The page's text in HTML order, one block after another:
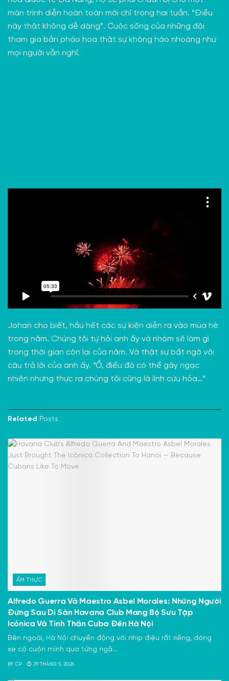
màn trình diễn hoàn toàn mới chỉ trong hai tuần. “Điều
này thật không dễ dàng”. Cuộc sống của những đội
tham gia bắn pháo hoa thật sự không hào nhoáng như
mọi người vẫn nghĩ.
Johan cho biết, hầu hết các sự kiện diễn ra vào mùa hè
trong năm. Chúng tôi tự hỏi anh ấy và nhóm sẽ làm gì
trong thời gian còn lại của năm. Và thật sự bất ngờ với
câu trả lời của anh ấy. “Ồ, điều đó có thể gây ngạc
nhiên nhưng thực ra chúng tôi cũng là lính cứu hỏa…”
Related Posts
ẨM THỰC
Alfredo Guerra Và Maestro Asbel Morales: Những Người
Đứng Sau Di Sản Havana Club Mang Bộ Sưu Tập
Icónica Và Tinh Thần Cuba Đến Hà Nội
Bên ngoài, Hà Nội chuyển động với nhịp điệu rất riêng, dòng
xe cộ cuộn mình qua từng ngã...
BY CP 29 THÁNG 5, 2026